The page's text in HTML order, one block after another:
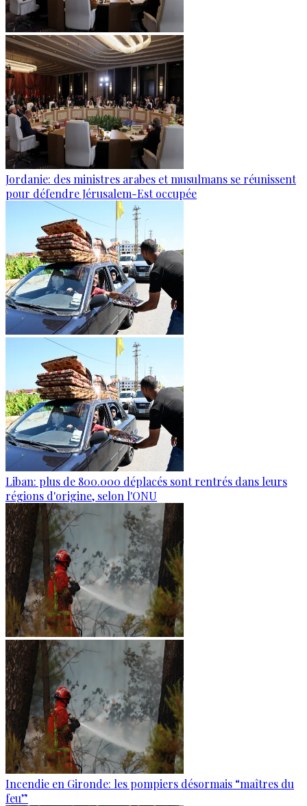
Jordanie: des ministres arabes et musulmans se réunissent
pour défendre Jérusalem-Est occupée
Liban: plus de 800.000 déplacés sont rentrés dans leurs
régions d'origine, selon l'ONU
Incendie en Gironde: les pompiers désormais “maîtres du
feu”